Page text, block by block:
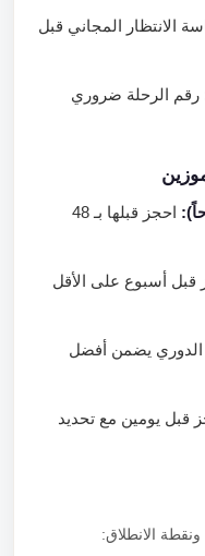
المجاني قبل
الرحلة ضروري
احجز قبلها بـ 48
أسبوع على الأقل
يضمن أفضل
يومين مع تحديد
الانطلاق: